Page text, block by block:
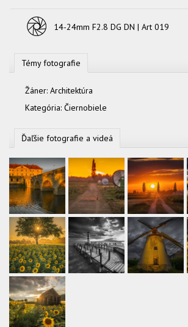
14-24mm F2.8 DG DN | Art 019
Témy fotografie
Žáner: Architektúra
Kategória: Čiernobiele
Ďaľšie fotografie a videá